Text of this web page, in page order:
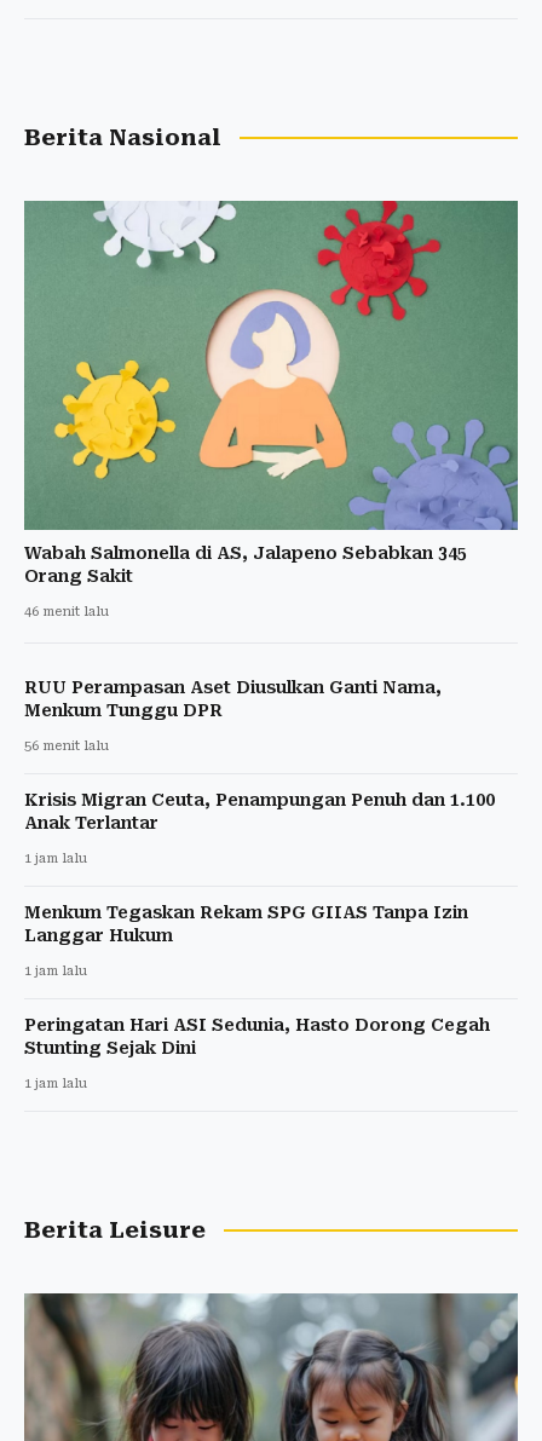
Berita Nasional
Wabah Salmonella di AS, Jalapeno Sebabkan 345
Orang Sakit
46 menit lalu
RUU Perampasan Aset Diusulkan Ganti Nama,
Menkum Tunggu DPR
56 menit lalu
Krisis Migran Ceuta, Penampungan Penuh dan 1.100
Anak Terlantar
1 jam lalu
Menkum Tegaskan Rekam SPG GIIAS Tanpa Izin
Langgar Hukum
1 jam lalu
Peringatan Hari ASI Sedunia, Hasto Dorong Cegah
Stunting Sejak Dini
1 jam lalu
Berita Leisure